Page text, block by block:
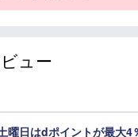
ュー
曜日はdポイントが最大4